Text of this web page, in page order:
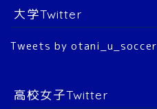
大学Twitter
Tweets by otani_u_soccer
高校女子Twitter